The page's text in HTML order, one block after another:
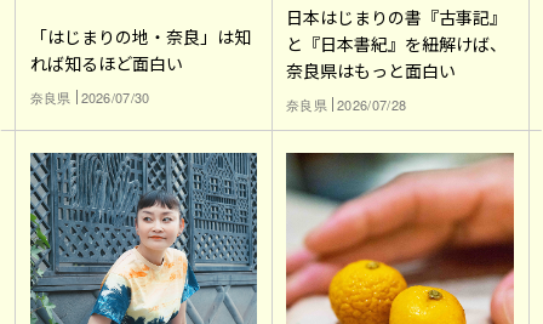
「はじまりの地・奈良」は知
れば知るほど面白い
奈良県 2026/07/30
日本はじまりの書『古事記』
と『日本書紀』を紐解けば、
奈良県はもっと面白い
奈良県 2026/07/28